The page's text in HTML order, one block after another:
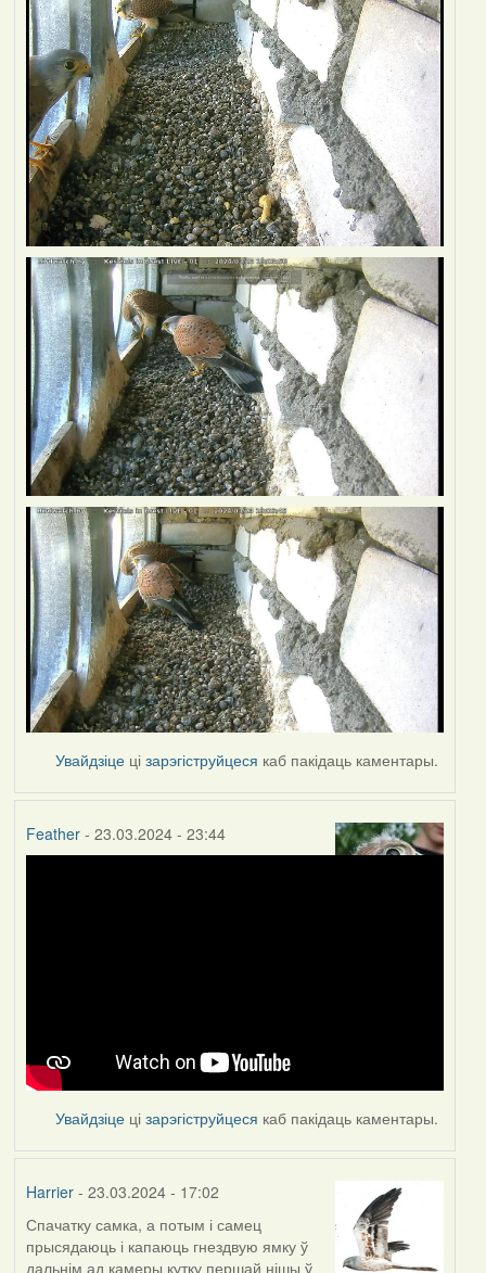
Увайдзіце цізарэгіструйцеся каб пакідаць каментары.
Feather- 23.03.2024 - 23:44
Увайдзіце цізарэгіструйцеся каб пакідаць каментары.
Harrier- 23.03.2024 - 17:02
Спачатку самка, а потым і самец
прысядаюць і капаюць гнездвую ямку ў
дальнім ад камеры кутку першай нішы ў